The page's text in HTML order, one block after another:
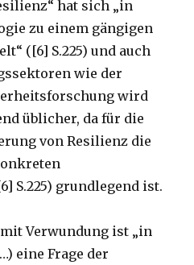
hat sich „in
zu einem gängigen
([6] S.225) und auch
wie der
wird
üblicher, da für die
von Resilienz die
S.225) grundlegend ist.
Verwundung ist „in
eine Frage der